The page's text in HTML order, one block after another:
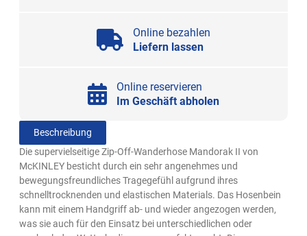
Online bezahlen
Liefern lassen
Online reservieren
Im Geschäft abholen
Beschreibung
Die supervielseitige Zip-Off-Wanderhose Mandorak II von
McKINLEY besticht durch ein sehr angenehmes und
bewegungsfreundliches Tragegefühl aufgrund ihres
schnelltrocknenden und elastischen Materials. Das Hosenbein
kann mit einem Handgriff ab- und wieder angezogen werden,
was sie auch für den Einsatz bei unterschiedlichen oder